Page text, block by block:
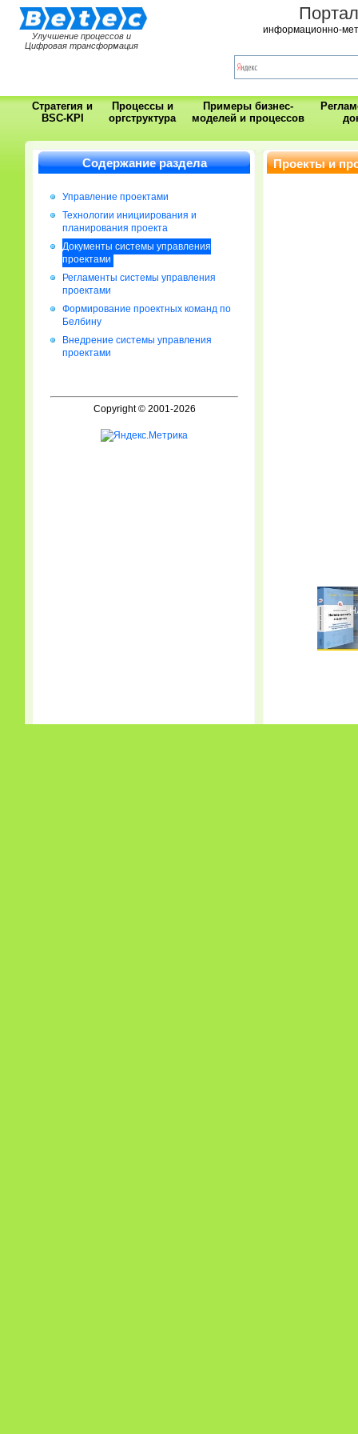
Улучшение процессов и
Цифровая трансформация
информационно-
Стратегия и
BSC-KPI
Процессы и
оргструктура
Примеры бизнес-
моделей и процессов
Содержание раздела
Управление проектами
Технологии инициирования и
планирования проекта
Документы системы управления
проектами
Регламенты системы управления
проектами
Формирование проектных команд по
Белбину
Внедрение системы управления
проектами
Copyright © 2001-2026
Проекты и